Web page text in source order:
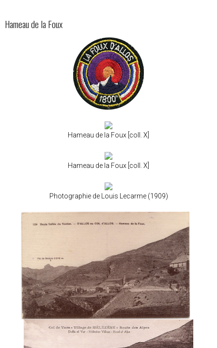
Hameau de la Foux
Hameau de la Foux [coll. X]
Hameau de la Foux [coll. X]
Photographie de Louis Lecarme (1909)